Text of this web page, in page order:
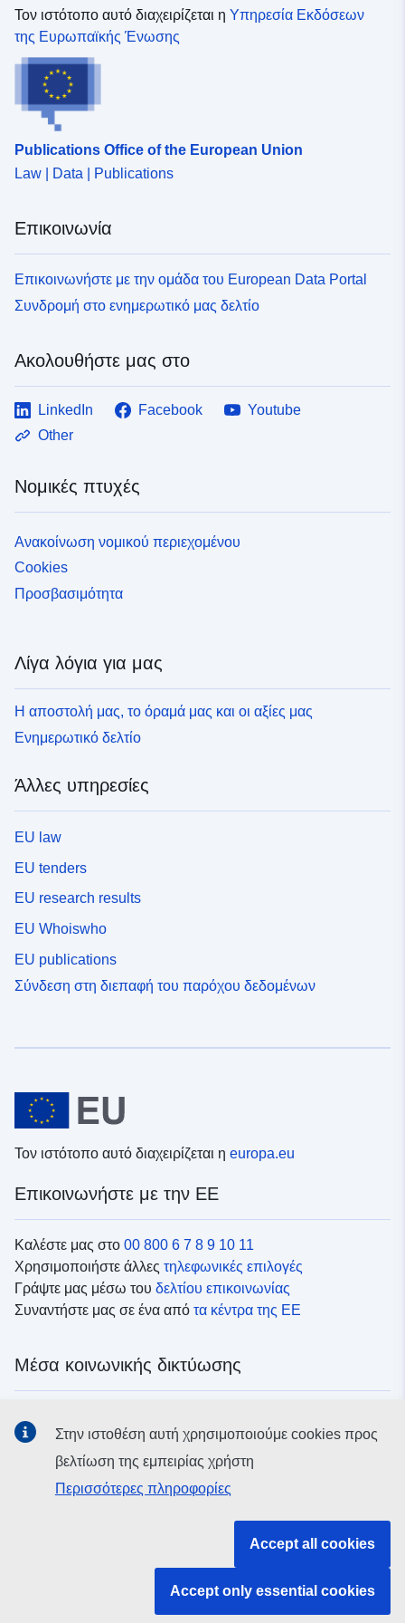
Τον ιστότοπο αυτό διαχειρίζεται η Υπηρεσία Εκδόσεων
της Ευρωπαϊκής Ένωσης
Publications Office of the European Union
Law | Data | Publications
Επικοινωνία
Επικοινωνήστε με την ομάδα του European Data Portal
Συνδρομή στο ενημερωτικό μας δελτίο
Ακολουθήστε μας στο
LinkedIn Facebook
Youtube
Other
Νομικές πτυχές
Ανακοίνωση νομικού περιεχομένου
Cookies
Προσβασιμότητα
Λίγα λόγια για μας
Η αποστολή μας, το όραμά μας και οι αξίες μας
Ενημερωτικό δελτίο
Άλλες υπηρεσίες
EU law
EU tenders
EU research results
EU Whoiswho
EU publications
Σύνδεση στη διεπαφή του παρόχου δεδομένων
Τον ιστότοπο αυτό διαχειρίζεται η europa.eu
Επικοινωνήστε με την ΕΕ
Καλέστε μας στο 00 800 6 7 8 9 10 11
Χρησιμοποιήστε άλλες τηλεφωνικές επιλογές
Γράψτε μας μέσω του δελτίου επικοινωνίας
Συναντήστε μας σε ένα από τα κέντρα της ΕΕ
Μέσα κοινωνικής δικτύωσης
δικτύωσηςΣτην ιστοθέση αυτή χρησιμοποιούμε cookies προς
βελτίωση της εμπειρίας χρήστη
Περισσότερες πληροφορίες
Accept all cookies
Accept only essential cookies